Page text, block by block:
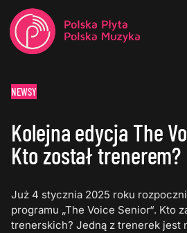
NEWSY
Kolejna edycja The
Kto został trenerem?
Już 4 stycznia 2025 roku
programu „The Voice Senior“. Kto
trenerskich? Jedną z trenerek jest